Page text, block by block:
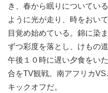
き、春から眠りについてい
ように光が走り、時をおい
目覚め始めている。錦に染
ずつ彩度を落とし、けもの
午後１０時に遅い夕食をい
合をTV観戦。南アフリカ
キックオフだ。